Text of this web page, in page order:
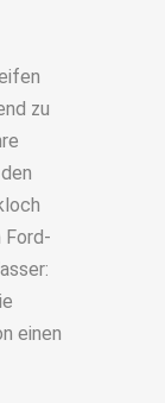
zu
Ford-
einen